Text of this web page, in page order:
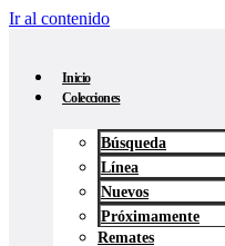
Ir al contenido
Inicio
Colecciones
Búsqueda
Línea
Nuevos
Próximamente
Remates